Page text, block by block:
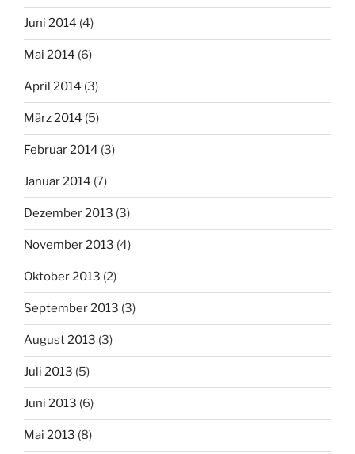
Juni 2014 (4)
Mai 2014 (6)
April 2014 (3)
März 2014 (5)
Februar 2014 (3)
Januar 2014 (7)
Dezember 2013 (3)
November 2013 (4)
Oktober 2013 (2)
September 2013 (3)
August 2013 (3)
Juli 2013 (5)
Juni 2013 (6)
Mai 2013 (8)